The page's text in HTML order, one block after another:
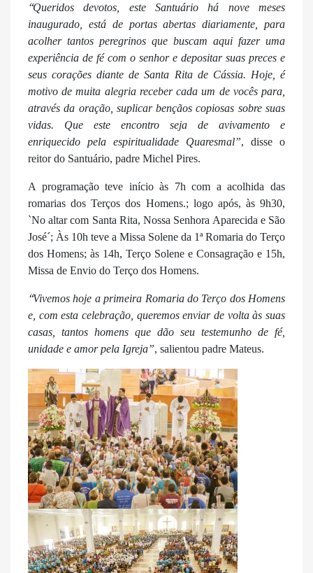
“Queridos devotos, este Santuário há nove meses
inaugurado, está de portas abertas diariamente, para
acolher tantos peregrinos que buscam aqui fazer uma
experiência de fé com o senhor e depositar suas preces e
seus corações diante de Santa Rita de Cássia. Hoje, é
motivo de muita alegria receber cada um de vocês para,
através da oração, suplicar bençãos copiosas sobre suas
vidas. Que este encontro seja de avivamento e
enriquecido pela espiritualidade Quaresmal”, disse o
reitor do Santuário, padre Michel Pires.
A programação teve início às 7h com a acolhida das
romarias dos Terços dos Homens.; logo após, às 9h30,
`No altar com Santa Rita, Nossa Senhora Aparecida e São
José´; Às 10h teve a Missa Solene da 1ª Romaria do Terço
dos Homens; às 14h, Terço Solene e Consagração e 15h,
Missa de Envio do Terço dos Homens.
“Vivemos hoje a primeira Romaria do Terço dos Homens
e, com esta celebração, queremos enviar de volta às suas
casas, tantos homens que dão seu testemunho de fé,
unidade e amor pela Igreja”, salientou padre Mateus.